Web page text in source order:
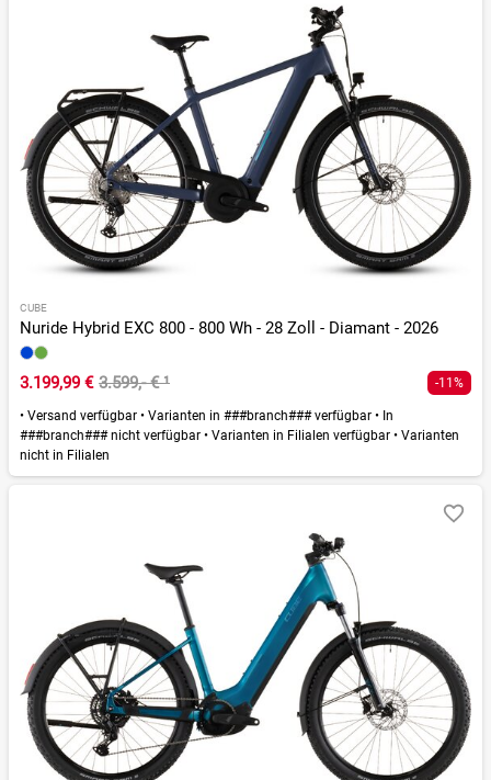
CUBE
Nuride Hybrid EXC 800 - 800 Wh - 28 Zoll - Diamant - 2026
3.199,99 € 3.599,- €¹ -11%
• Versand verfügbar • Varianten in ###branch### verfügbar • In
###branch### nicht verfügbar • Varianten in Filialen verfügbar • Varianten
nicht in Filialen